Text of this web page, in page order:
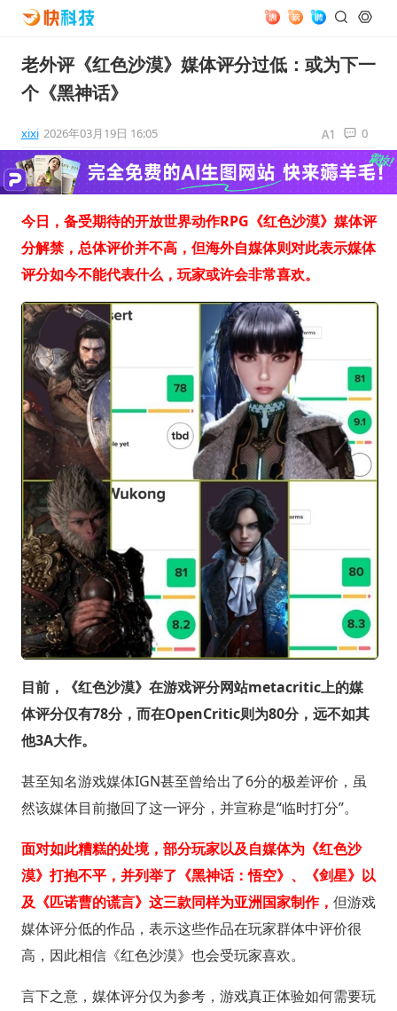
老外评《红色沙漠》媒体评分过低：或为下一
个《黑神话》
xixi 2026年03月19日 16:05 0
今日，备受期待的开放世界动作RPG《红色沙漠》媒体评
分解禁，总体评价并不高，但海外自媒体则对此表示媒体
评分如今不能代表什么，玩家或许会非常喜欢。
目前，《红色沙漠》在游戏评分网站metacritic上的媒
体评分仅有78分，而在OpenCritic则为80分，远不如其
他3A大作。
甚至知名游戏媒体IGN甚至曾给出了6分的极差评价，虽
然该媒体目前撤回了这一评分，并宣称是“临时打分”。
面对如此糟糕的处境，部分玩家以及自媒体为《红色沙
漠》打抱不平，并列举了《黑神话：悟空》、《剑星》以
及《匹诺曹的谎言》这三款同样为亚洲国家制作， 但游戏
媒体评分低的作品，表示这些作品在玩家群体中评价很
高，因此相信《红色沙漠》也会受玩家喜欢。
言下之意，媒体评分仅为参考，游戏真正体验如何需要玩